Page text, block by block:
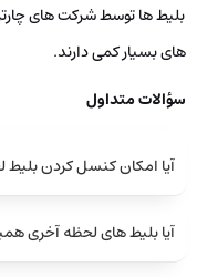
بلیط ها توسط شرکت‌ های
های بسیار کمی دارند.
سؤالات متداول
آیا امکان کنسل کردن بلیط
آیا بلیط های لحظه آخری